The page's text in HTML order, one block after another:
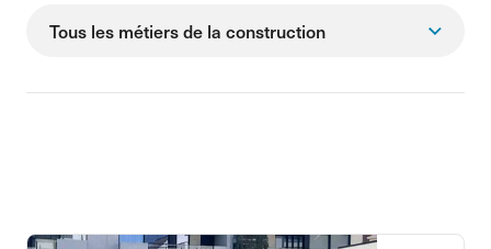
Tous les métiers de la construction